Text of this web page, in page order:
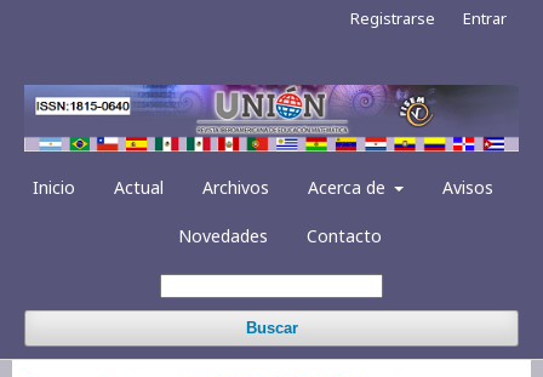
Inicio Actual Archivos Acerca de Avisos
Novedades Contacto
Buscar
Registrarse Entrar